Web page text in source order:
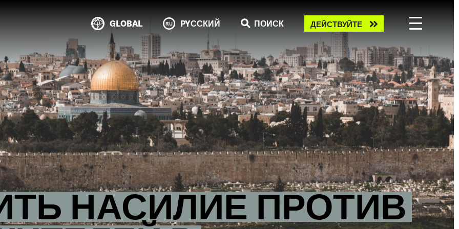
НАСИЛИЕ ПРОТИВ
GLOBAL PYССКИЙ ПОИСК
Take
action
ДЕЙСТВУЙТЕ